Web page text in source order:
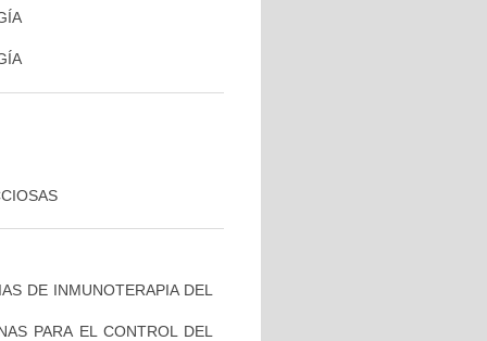
DE INMUNOTERAPIA DEL
PARA EL CONTROL DEL